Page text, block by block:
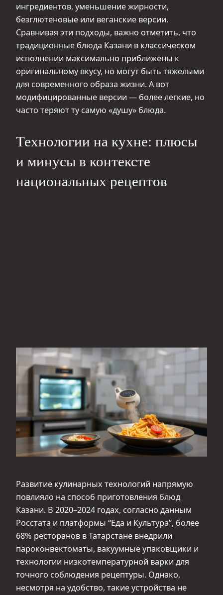
ингредиентов, уменьшение жирности,
безглютеновые или веганские версии.
Сравнивая эти подходы, важно отметить, что
традиционные блюда Казани в классическом
исполнении максимально приближены к
оригинальному вкусу, но могут быть тяжелыми
для современного образа жизни. А вот
модифицированные версии — более легкие, но
часто теряют ту самую «душу» блюда.
Технологии на кухне: плюсы
и минусы в контексте
национальных рецептов
Развитие кулинарных технологий напрямую
повлияло на способ приготовления блюд
Казани. В 2020–2024 годах, согласно данным
Росстата и платформы “Еда и Культура”, более
68% ресторанов в Татарстане внедрили
пароконвектоматы, вакуумные упаковщики и
технологии низкотемпературной варки для
точного соблюдения рецептуры. Однако,
несмотря на удобство, такие устройства не